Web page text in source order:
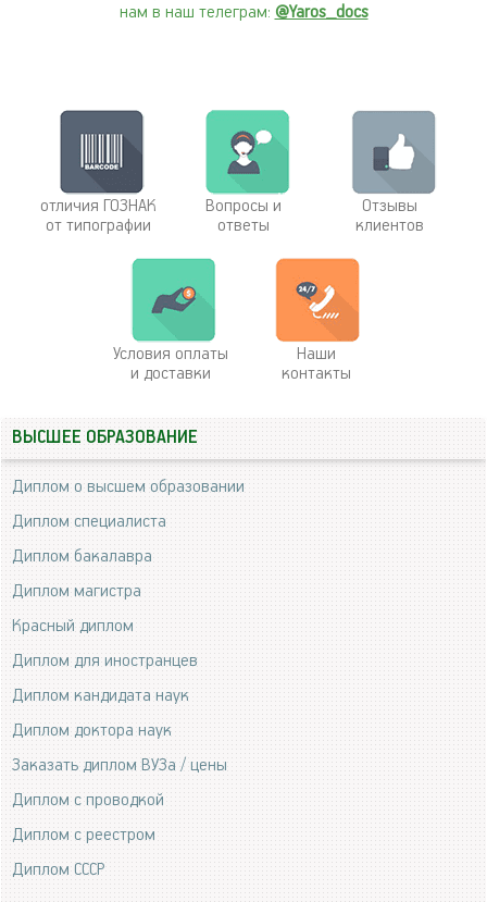
нам в наш телеграм: @Yaros_docs
отличия ГОЗНАК
от типографии
Вопросы и
ответы
Отзывы
клиентов
Условия оплаты
и доставки
Наши
контакты
ВЫСШЕЕ ОБРАЗОВАНИЕ
Диплом о высшем образовании
Диплом специалиста
Диплом бакалавра
Диплом магистра
Красный диплом
Диплом для иностранцев
Диплом кандидата наук
Диплом доктора наук
Заказать диплом ВУЗа / цены
Диплом с проводкой
Диплом с реестром
Диплом СССР